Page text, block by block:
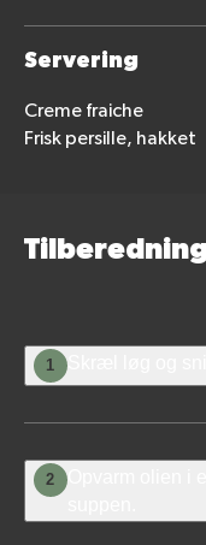
Servering
Creme fraiche
Frisk persille, hakket
1 Skræl løg og snit
2
Opvarm olien i